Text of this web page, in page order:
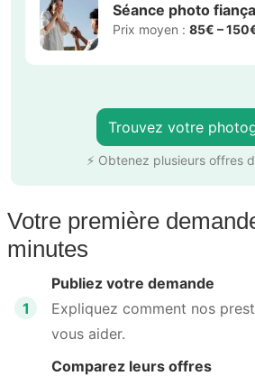
Séance photo
Prix moyen : 85€ –
Trouvez votre
⚡ Obtenez plusieurs offres
Votre première
minutes
1
Publiez votre demande
Expliquez comment nos
vous aider.
Comparez leurs offres